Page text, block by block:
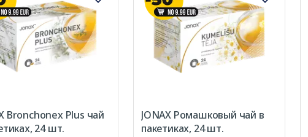
Bronchonex Plus чай
24 шт.
JONAX Ромашковый чай в
пакетиках, 24 шт.